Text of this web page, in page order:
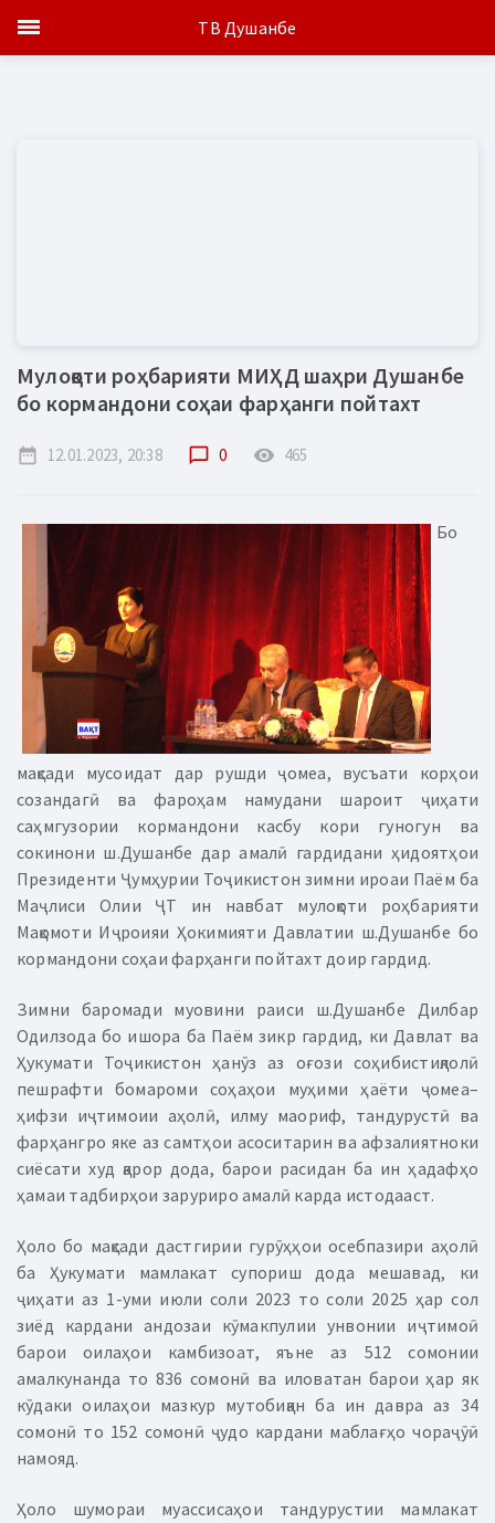
Мулоқоти роҳбарияти МИҲД шаҳри Душанбе
бо кормандони соҳаи фарҳанги пойтахт
date_range 12.01.2023, 20:38 chat_bubble_outline 0 remove_red_eye 465
Бо
мақсади мусоидат дар рушди ҷомеа, вусъати корҳои
созандагӣ ва фароҳам намудани шароит ҷиҳати
саҳмгузории кормандони касбу кори гуногун ва
сокинони ш.Душанбе дар амалӣ гардидани ҳидоятҳои
Президенти Ҷумҳурии Тоҷикистон зимни ироаи Паём ба
Маҷлиси Олии ҶТ ин навбат мулоқоти роҳбарияти
Мақомоти Иҷроияи Ҳокимияти Давлатии ш.Душанбе бо
кормандони соҳаи фарҳанги пойтахт доир гардид.
Зимни баромади муовини раиси ш.Душанбе Дилбар
Одилзода бо ишора ба Паём зикр гардид, ки Давлат ва
Ҳукумати Тоҷикистон ҳанӯз аз оғози соҳибистиқлолӣ
пешрафти бомароми соҳаҳои муҳими ҳаёти ҷомеа–
ҳифзи иҷтимоии аҳолӣ, илму маориф, тандурустӣ ва
фарҳангро яке аз самтҳои асоситарин ва афзалиятноки
сиёсати худ қарор дода, барои расидан ба ин ҳадафҳо
ҳамаи тадбирҳои заруриро амалӣ карда истодааст.
Ҳоло бо мақсади дастгирии гурӯҳҳои осебпазири аҳолӣ
ба Ҳукумати мамлакат супориш дода мешавад, ки
ҷиҳати аз 1-уми июли соли 2023 то соли 2025 ҳар сол
зиёд кардани андозаи кӯмакпулии унвонии иҷтимоӣ
барои оилаҳои камбизоат, яъне аз 512 сомонии
амалкунанда то 836 сомонӣ ва иловатан барои ҳар як
кӯдаки оилаҳои мазкур мутобиқан ба ин давра аз 34
сомонӣ то 152 сомонӣ ҷудо кардани маблағҳо чораҷӯӣ
намояд.
Ҳоло шумораи муассисаҳои тандурустии мамлакат
ТВ Душанбе